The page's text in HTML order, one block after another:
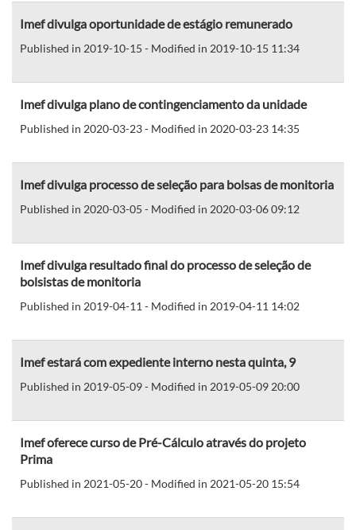
Imef divulga oportunidade de estágio remunerado
Published in 2019-10-15 - Modified in 2019-10-15 11:34
Imef divulga plano de contingenciamento da unidade
Published in 2020-03-23 - Modified in 2020-03-23 14:35
Imef divulga processo de seleção para bolsas de monitoria
Published in 2020-03-05 - Modified in 2020-03-06 09:12
Imef divulga resultado final do processo de seleção de
bolsistas de monitoria
Published in 2019-04-11 - Modified in 2019-04-11 14:02
Imef estará com expediente interno nesta quinta, 9
Published in 2019-05-09 - Modified in 2019-05-09 20:00
Imef oferece curso de Pré-Cálculo através do projeto
Prima
Published in 2021-05-20 - Modified in 2021-05-20 15:54